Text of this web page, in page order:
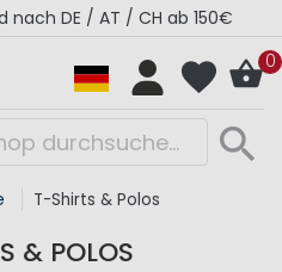
nach DE / AT / CH ab 150€
0
T-Shirts & Polos
& POLOS